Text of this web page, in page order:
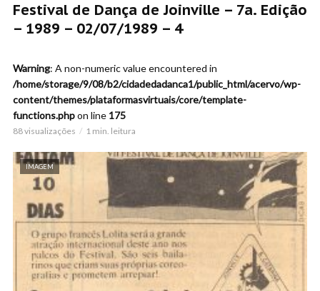
Festival de Dança de Joinville – 7a. Edição
– 1989 – 02/07/1989 – 4
Warning: A non-numeric value encountered in
/home/storage/9/08/b2/cidadedadanca1/public_html/acervo/wp-
content/themes/plataformasvirtuais/core/template-
functions.phpon line 175
88 visualizações 1 min. leitura
IMAGEM